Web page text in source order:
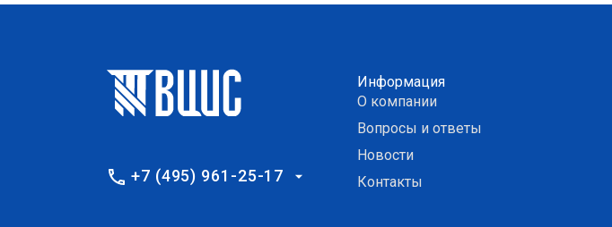
+7 (495) 961-25-17
Информация
О компании
Вопросы и ответы
Новости
Контакты